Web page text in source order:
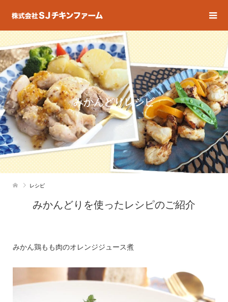
みかんどりレシピ
レシピ
みかんどりを使ったレシピのご紹介
みかん鶏もも肉のオレンジジュース煮